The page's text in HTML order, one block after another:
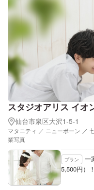
スタジオアリス イオ
仙台市泉区大沢1-5-1
マタニティ ／ ニューボーン ／
業写真
プラン
一
5,500円）